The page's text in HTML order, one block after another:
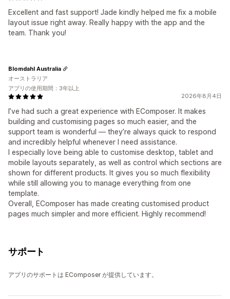
Excellent and fast support! Jade kindly helped me fix a mobile
layout issue right away. Really happy with the app and the
team. Thank you!
2026年8月4日
I’ve had such a great experience with EComposer. It makes
building and customising pages so much easier, and the
support team is wonderful — they’re always quick to respond
and incredibly helpful whenever I need assistance.
I especially love being able to customise desktop, tablet and
mobile layouts separately, as well as control which sections are
shown for different products. It gives you so much flexibility
while still allowing you to manage everything from one
template.
Overall, EComposer has made creating customised product
pages much simpler and more efficient. Highly recommend!
Blomdahl Australia
オーストラリア
アプリの使用期間：3年以上
サポート
アプリのサポートは EComposer が提供しています。